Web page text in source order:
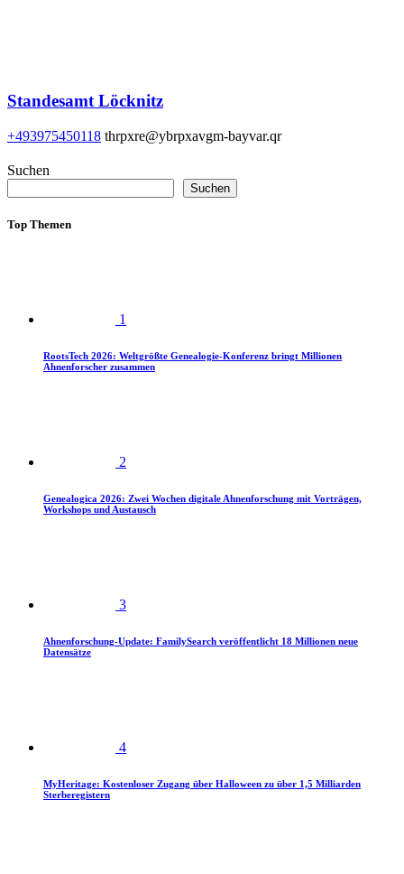
Standesamt Löcknitz
+493975450118 thrpxre@ybrpxavgm-bayvar.qr
Suchen
Suchen
Top Themen
1
RootsTech 2026: Weltgrößte Genealogie-Konferenz bringt Millionen
Ahnenforscher zusammen
2
Genealogica 2026: Zwei Wochen digitale Ahnenforschung mit Vorträgen,
Workshops und Austausch
3
Ahnenforschung-Update: FamilySearch veröffentlicht 18 Millionen neue
Datensätze
4
MyHeritage: Kostenloser Zugang über Halloween zu über 1,5 Milliarden
Sterberegistern